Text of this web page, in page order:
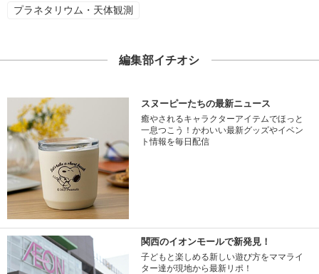
プラネタリウム・天体観測
編集部イチオシ
スヌーピーたちの最新ニュース
癒やされるキャラクターアイテムでほっと
一息つこう！かわいい最新グッズやイベン
ト情報を毎日配信
関西のイオンモールで新発見！
子どもと楽しめる新しい遊び方をママライ
ター達が現地から最新リポ！